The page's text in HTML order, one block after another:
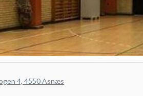
4, 4550 Asnæs